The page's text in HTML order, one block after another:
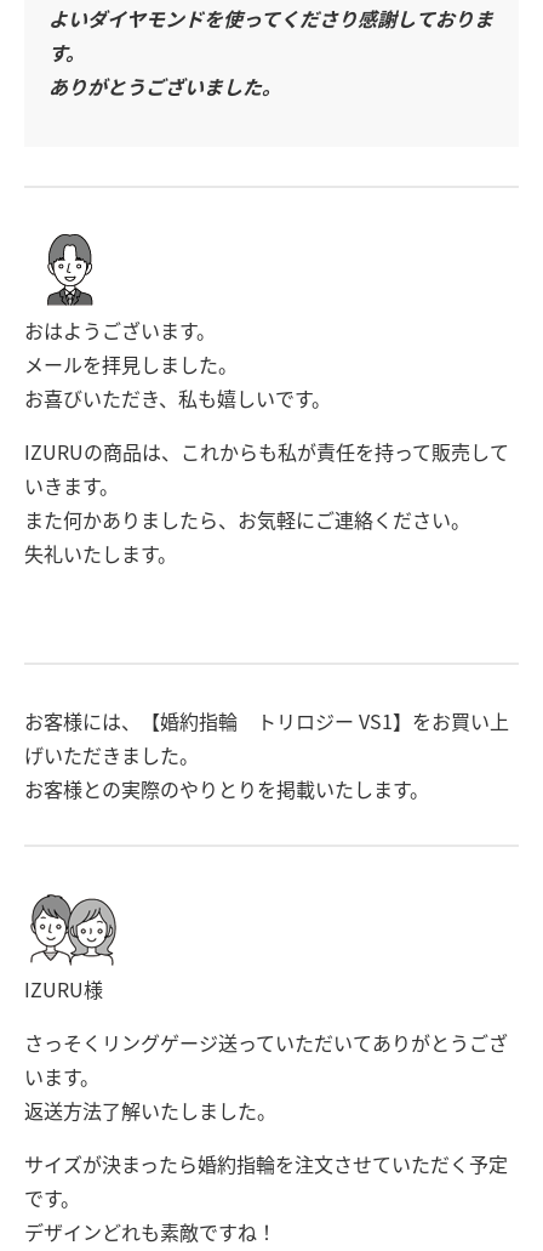
よいダイヤモンドを使ってくださり感謝しておりま
す。
ありがとうございました。
おはようございます。
メールを拝見しました。
お喜びいただき、私も嬉しいです。
IZURUの商品は、これからも私が責任を持って販売して
いきます。
また何かありましたら、お気軽にご連絡ください。
失礼いたします。
お客様には、【婚約指輪 トリロジー VS1】をお買い上
げいただきました。
お客様との実際のやりとりを掲載いたします。
IZURU様
さっそくリングゲージ送っていただいてありがとうござ
います。
返送方法了解いたしました。
サイズが決まったら婚約指輪を注文させていただく予定
です。
デザインどれも素敵ですね！